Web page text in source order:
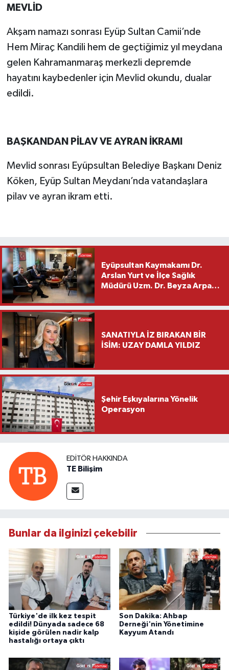
MEVLİD
Akşam namazı sonrası Eyüp Sultan Camii’nde
Hem Miraç Kandili hem de geçtiğimiz yıl meydana
gelen Kahramanmaraş merkezli depremde
hayatını kaybedenler için Mevlid okundu, dualar
edildi.
BAŞKANDAN PİLAV VE AYRAN İKRAMI
Mevlid sonrası Eyüpsultan Belediye Başkanı Deniz
Köken, Eyüp Sultan Meydanı’nda vatandaşlara
pilav ve ayran ikram etti.
Eyüpsultan Kaymakamı Dr.
Arslan Yurt ve İlçe Sağlık
Müdürü Uzm. Dr. Beyza Arpacı
Ziyareti
SANATIYLA İZ BIRAKAN BİR
İSİM: UZAY DAMLA YILDIZ
Şehir Eşkıyalarına Yönelik
Operasyon
EDITÖR HAKKINDA
TE Bilişim
Bunlar da ilginizi çekebilir
Türkiye'de ilk kez tespit
edildi! Dünyada sadece 68
kişide görülen nadir kalp
hastalığı ortaya çıktı
Son Dakika: Ahbap
Derneği'nin Yönetimine
Kayyum Atandı